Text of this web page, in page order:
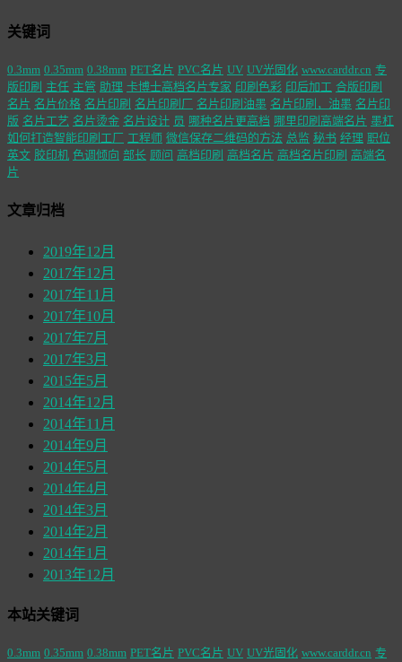
关键词
0.3mm 0.35mm 0.38mm PET名片 PVC名片 UV UV光固化 www.carddr.cn 专
版印刷 主任 主管 助理 卡博士高档名片专家 印刷色彩 印后加工 合版印刷
名片 名片价格 名片印刷 名片印刷厂 名片印刷油墨 名片印刷，油墨 名片印
版 名片工艺 名片烫金 名片设计 员 哪种名片更高档 哪里印刷高端名片 墨杠
如何打造智能印刷工厂 工程师 微信保存二维码的方法 总监 秘书 经理 职位
英文 胶印机 色调倾向 部长 顾问 高档印刷 高档名片 高档名片印刷 高端名
片
文章归档
2019年12月
2017年12月
2017年11月
2017年10月
2017年7月
2017年3月
2015年5月
2014年12月
2014年11月
2014年9月
2014年5月
2014年4月
2014年3月
2014年2月
2014年1月
2013年12月
本站关键词
0.3mm 0.35mm 0.38mm PET名片 PVC名片 UV UV光固化 www.carddr.cn 专